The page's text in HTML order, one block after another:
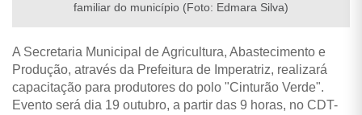
familiar do município (Foto: Edmara Silva)
A Secretaria Municipal de Agricultura, Abastecimento e
Produção, através da Prefeitura de Imperatriz, realizará
capacitação para produtores do polo "Cinturão Verde".
Evento será dia 19 outubro, a partir das 9 horas, no CDT-